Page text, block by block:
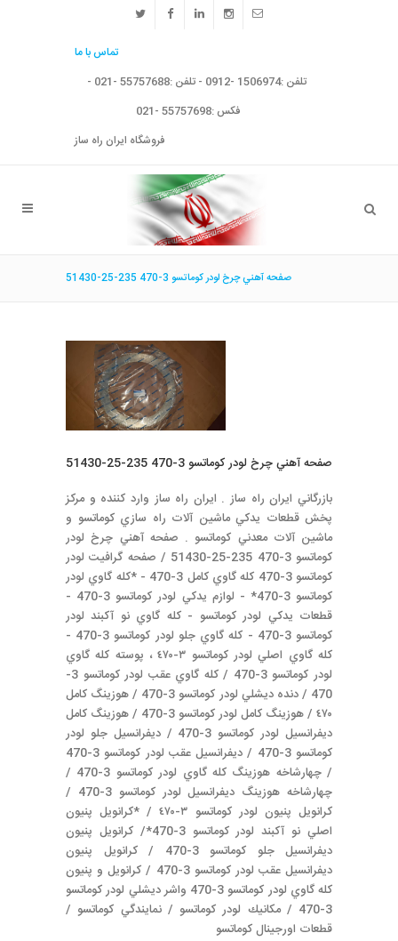
تماس با ما
تلفن :1506974 -0912 - تلفن :55757688 -021 -
فکس :55757698 -021
فروشگاه ایران راه ساز
صفحه آهني چرخ لودر كوماتسو 3-470 235-25-51430
صفحه آهني چرخ لودر كوماتسو 3-470 235-25-51430
بازرگاني ايران راه ساز . ايران راه ساز وارد كننده و مركز
پخش قطعات يدكي ماشين آلات راه سازي كوماتسو و
ماشين آلات معدني كوماتسو . صفحه آهني چرخ لودر
كوماتسو 3-470 235-25-51430 / صفحه گرافيت لودر
كوماتسو 3-470 كله گاوي كامل 3-470 - *كله گاوي لودر
كوماتسو 3-470* - لوازم يدكي لودر كوماتسو 3-470 -
قطعات يدكي لودر كوماتسو - كله گاوي نو آكبند لودر
كوماتسو 3-470 - كله گاوي جلو لودر كوماتسو 3-470 -
كله گاوي اصلي لودر كوماتسو ٣-٤٧٠ ، پوسته كله گاوي
لودر كوماتسو 3-470 / كله گاوي عقب لودر كوماتسو 3-
470 / دنده ديشلي لودر كوماتسو 3-470 / هوزينگ كامل
٤٧٠ / هوزينگ كامل لودر كوماتسو 3-470 / هوزينگ كامل
ديفرانسيل لودر كوماتسو 3-470 / ديفرانسيل جلو لودر
كوماتسو 3-470 / ديفرانسيل عقب لودر كوماتسو 3-470
/ چهارشاخه هوزينگ كله گاوي لودر كوماتسو 3-470 /
چهارشاخه هوزينگ ديفرانسيل لودر كوماتسو 3-470 /
كرانويل پنيون لودر كوماتسو ٣-٤٧٠ / *كرانويل پنيون
اصلي نو آكبند لودر كوماتسو 3-470*/ كرانويل پنيون
ديفرانسيل جلو كوماتسو 3-470 / كرانويل پنيون
ديفرانسيل عقب لودر كوماتسو 3-470 / كرانويل و پنيون
كله گاوي لودر كوماتسو 3-470 واشر ديشلي لودر كوماتسو
3-470 / مكانيك لودر كوماتسو / نمايندگي كوماتسو /
قطعات اورجينال كوماتسو